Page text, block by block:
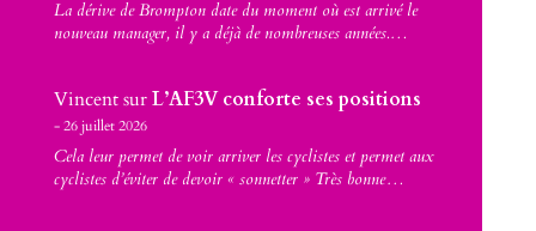
La dérive de Brompton date du moment où est arrivé le
nouveau manager, il y a déjà de nombreuses années.…
VincentsurL’AF3V conforte ses positions
26 juillet 2026
Cela leur permet de voir arriver les cyclistes et permet aux
cyclistes d’éviter de devoir « sonnetter » Très bonne…